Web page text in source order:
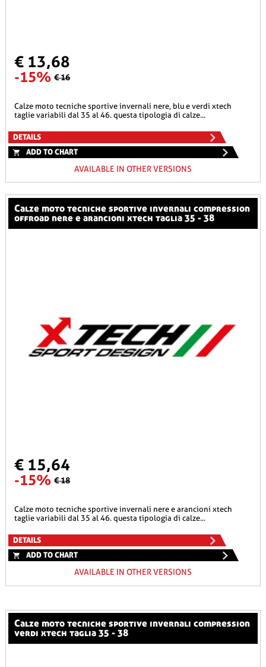
€ 13,68
-15% € 16
calze moto tecniche sportive invernali nere, blu e verdi xtech
taglie variabili dal 35 al 46. questa tipologia di calze...
DETAILS
ADD TO CHART
AVAILABLE IN OTHER VERSIONS
calze moto tecniche sportive invernali compression
offroad nere e arancioni xtech taglia 35 - 38
€ 15,64
-15% € 18
calze moto tecniche sportive invernali nere e arancioni xtech
taglie variabili dal 35 al 46. questa tipologia di calze...
DETAILS
ADD TO CHART
AVAILABLE IN OTHER VERSIONS
calze moto tecniche sportive invernali compression
verdi xtech taglia 35 - 38